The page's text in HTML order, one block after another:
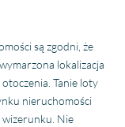
są zgodni, że
lokalizacja
Tanie loty
nieruchomości
wizerunku. Nie